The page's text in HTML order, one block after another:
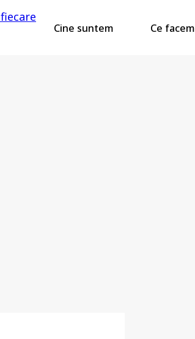
Cine suntem Ce facem